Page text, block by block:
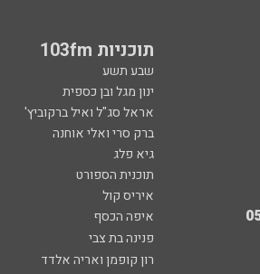
תוכניות 103fm
שבע תשע
ינון מגל ובן כספית
אראל סג"ל ואיל ברקוביץ'
ברק סרי ואלי אוחנה
גיא פלג
תוכנית הספורט
איריס קול
איפה הכסף
פנינה בת צבי
רון קופמן ואריה אלדד